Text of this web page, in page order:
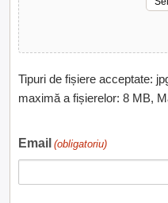
Tipuri de fișiere acceptate:
maximă a fișierelor: 8 MB,
Email (obligatoriu)